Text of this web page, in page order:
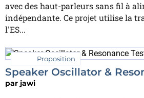
avec des haut-parleurs sans fil à
indépendante. Ce projet utilise la
l'ES...
Proposition
Speaker Oscillator &
par jawi